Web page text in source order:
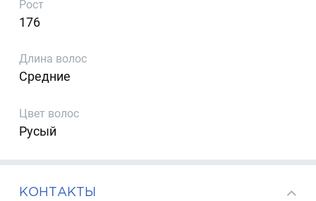
Рост
176
Длина волос
Средние
Цвет волос
Русый
КОНТАКТЫ